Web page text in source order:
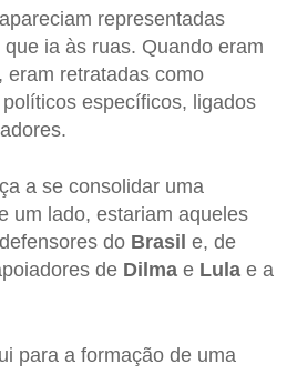
representadas
que ia às ruas. Quando eram
eram retratadas como
específicos, ligados
a se consolidar uma
um lado, estariam aqueles
do Brasil e, de
de Dilma e Lula e a
para a formação de uma